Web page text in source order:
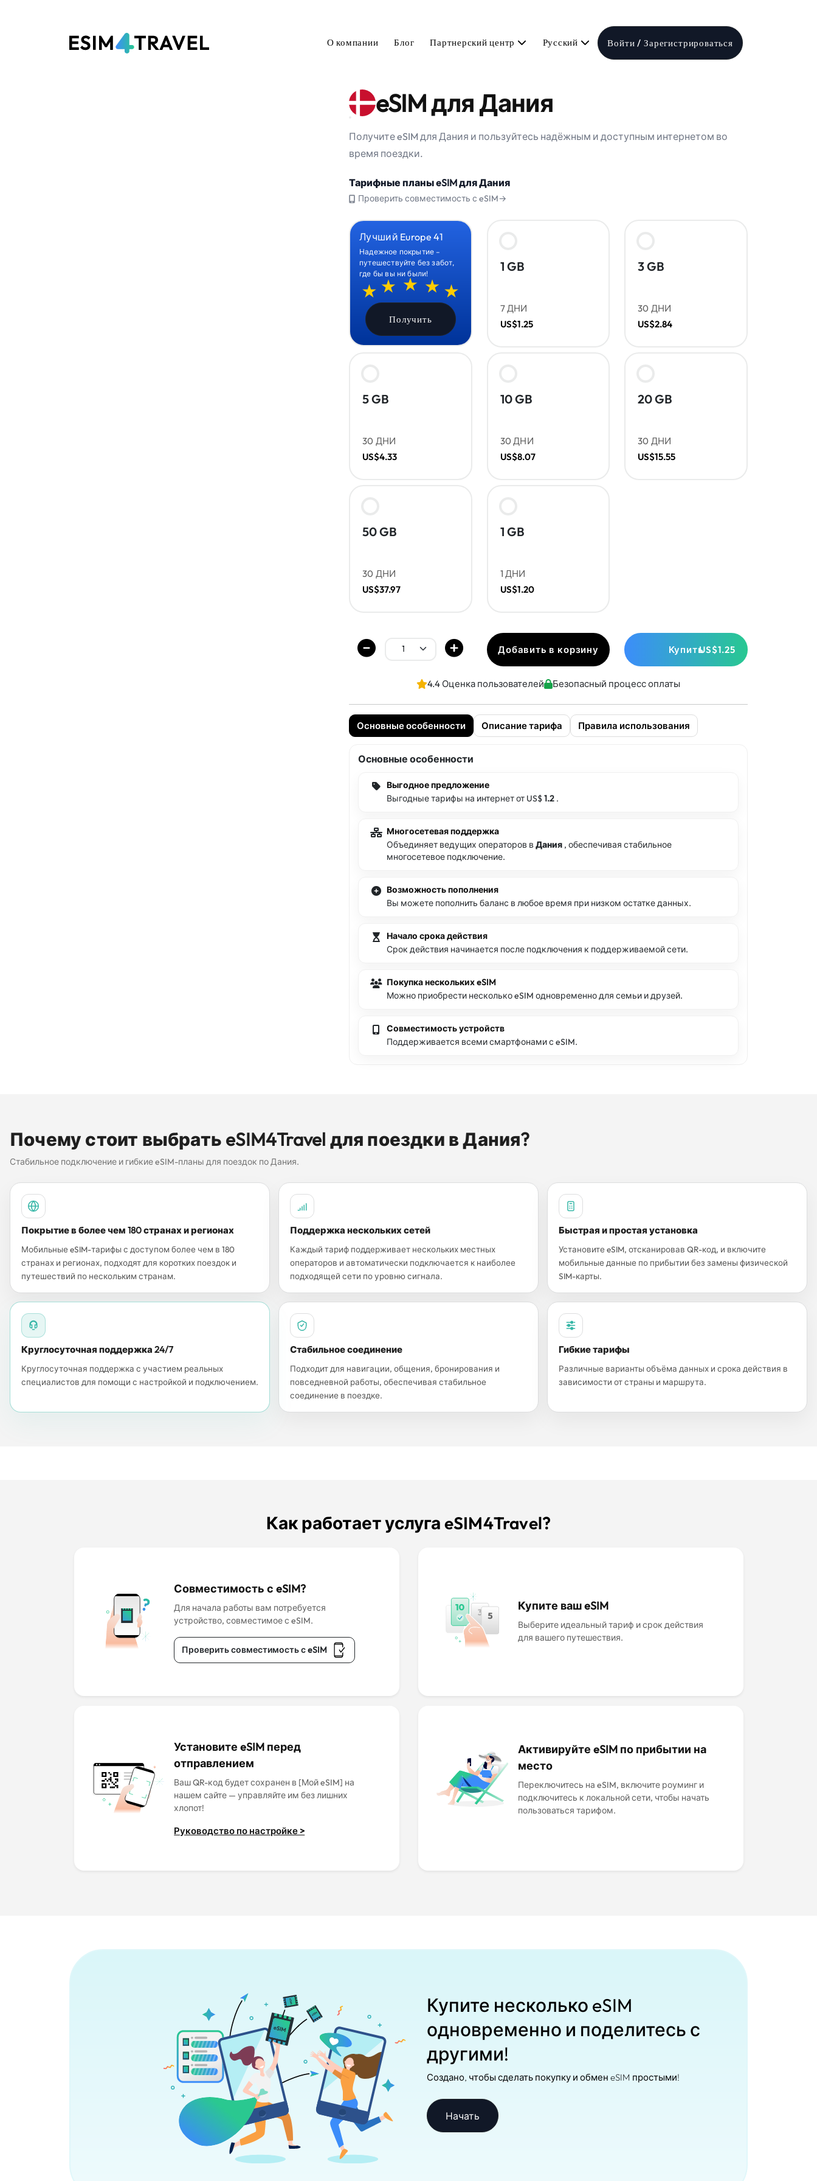
О компании Блог Партнерский центр Русский Войти / Зарегистрироваться
eSIM для Дания
Получите eSIM для Дания и пользуйтесь надёжным и доступным интернетом во
время поездки.
Тарифные планы eSIM для Дания
Проверить совместимость с eSIM→
Лучший Europe 41
Надежное покрытие –
путешествуйте без забот,
где бы вы ни были!
Получить
1 GB
7 ДНИ
US$1.25
3 GB
30 ДНИ
US$2.84
5 GB
30 ДНИ
US$4.33
10 GB
30 ДНИ
US$8.07
20 GB
30 ДНИ
US$15.55
50 GB
30 ДНИ
US$37.97
1 GB
1 ДНИ
US$1.20
Добавить в корзину КупитьUS$1.25
4.4 Оценка пользователей Безопасный процесс оплаты
Основные особенности Описание тарифа Правила использования
Основные особенности
Выгодное предложение
Выгодные тарифы на интернет от US$1.2 .
Многосетевая поддержка
Объединяет ведущих операторов в Дания , обеспечивая стабильное
многосетевое подключение.
Возможность пополнения
Вы можете пополнить баланс в любое время при низком остатке данных.
Начало срока действия
Срок действия начинается после подключения к поддерживаемой сети.
Покупка нескольких eSIM
Можно приобрести несколько eSIM одновременно для семьи и друзей.
Совместимость устройств
Поддерживается всеми смартфонами с eSIM.
Почему стоит выбрать eSIM4Travel для поездки в Дания?
Стабильное подключение и гибкие eSIM-планы для поездок по Дания.
Покрытие в более чем 180 странах и регионах
Мобильные eSIM-тарифы с доступом более чем в 180
странах и регионах, подходят для коротких поездок и
путешествий по нескольким странам.
Поддержка нескольких сетей
Каждый тариф поддерживает нескольких местных
операторов и автоматически подключается к наиболее
подходящей сети по уровню сигнала.
Быстрая и простая установка
Установите eSIM, отсканировав QR-код, и включите
мобильные данные по прибытии без замены физической
SIM-карты.
Круглосуточная поддержка 24/7
Круглосуточная поддержка с участием реальных
специалистов для помощи с настройкой и подключением.
Стабильное соединение
Подходит для навигации, общения, бронирования и
повседневной работы, обеспечивая стабильное
соединение в поездке.
Гибкие тарифы
Различные варианты объёма данных и срока действия в
зависимости от страны и маршрута.
Как работает услуга eSIM4Travel?
Совместимость с eSIM?
Для начала работы вам потребуется
устройство, совместимое с eSIM.
Проверить совместимость с eSIM
Купите ваш eSIM
Выберите идеальный тариф и срок действия
для вашего путешествия.
Установите eSIM перед
отправлением
Ваш QR-код будет сохранен в [Мой eSIM] на
нашем сайте — управляйте им без лишних
хлопот!
Руководство по настройке >
Активируйте eSIM по прибытии на
место
Переключитесь на eSIM, включите роуминг и
подключитесь к локальной сети, чтобы начать
пользоваться тарифом.
Купите несколько eSIM
одновременно и поделитесь с
другими!
Создано, чтобы сделать покупку и обмен eSIM простыми!
Начать